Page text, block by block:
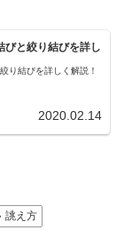
びと絞り結びを詳し
り結びを詳しく解説！
2020.02.14
誂え方